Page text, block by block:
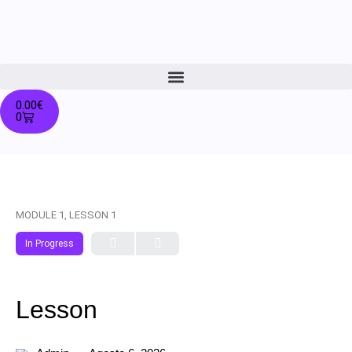
0.00€
0
MODULE 1, LESSON 1
In Progress
Lesson